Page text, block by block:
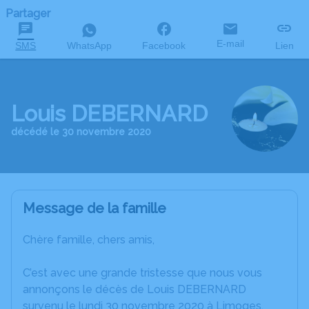
Partager
SMS WhatsApp Facebook E-mail Lien
Louis DEBERNARD
décédé le 30 novembre 2020
Message de la famille
Chère famille, chers amis,
C’est avec une grande tristesse que nous vous
annonçons le décès de Louis DEBERNARD
survenu le lundi 30 novembre 2020 à Limoges.